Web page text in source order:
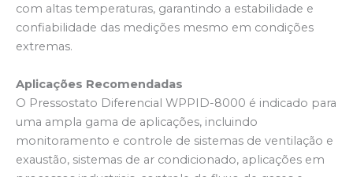
com altas temperaturas, garantindo a estabilidade e
confiabilidade das medições mesmo em condições
extremas.
Aplicações Recomendadas
O Pressostato Diferencial WPPID-8000 é indicado para
uma ampla gama de aplicações, incluindo
monitoramento e controle de sistemas de ventilação e
exaustão, sistemas de ar condicionado, aplicações em